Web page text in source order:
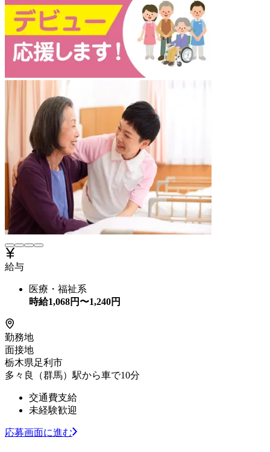
給与
医療・福祉系
時給1,068円〜1,240円
勤務地
面接地
栃木県足利市
多々良（群馬）駅から車で10分
交通費支給
未経験歓迎
応募画面に進む